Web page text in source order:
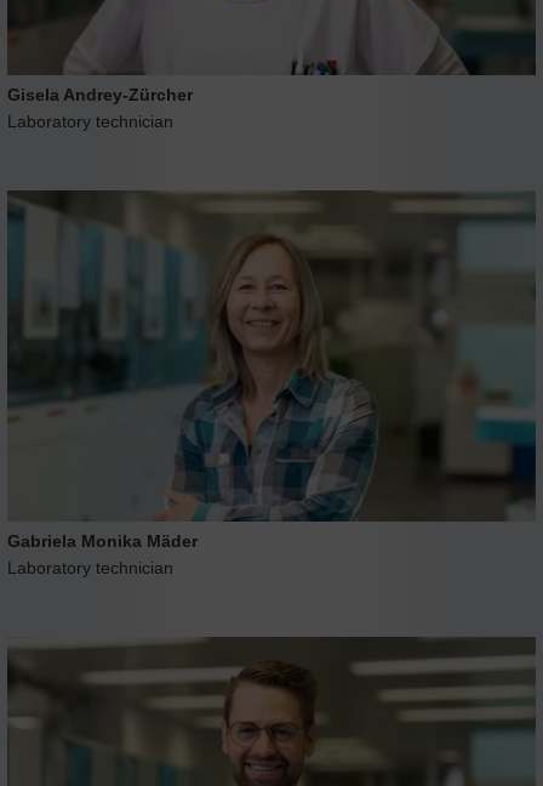
Gisela Andrey-Zürcher
Laboratory technician
Gabriela Monika Mäder
Laboratory technician